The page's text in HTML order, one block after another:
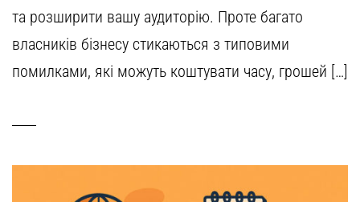
та розширити вашу аудиторію. Проте багато
власників бізнесу стикаються з типовими
помилками, які можуть коштувати часу, грошей […]